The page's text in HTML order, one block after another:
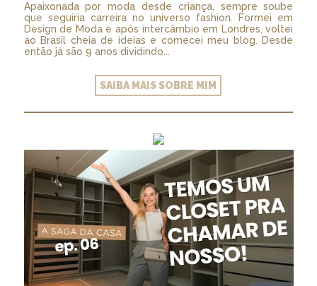
Apaixonada por moda desde criança, sempre soube
que seguiria carreira no universo fashion. Formei em
Design de Moda e após intercâmbio em Londres, voltei
ao Brasil cheia de ideias e comecei meu blog. Desde
então já são 9 anos dividindo...
SAIBA MAIS SOBRE MIM